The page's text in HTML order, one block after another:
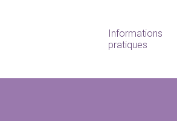
Informations
pratiques